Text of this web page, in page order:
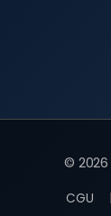
© 2026
CGU